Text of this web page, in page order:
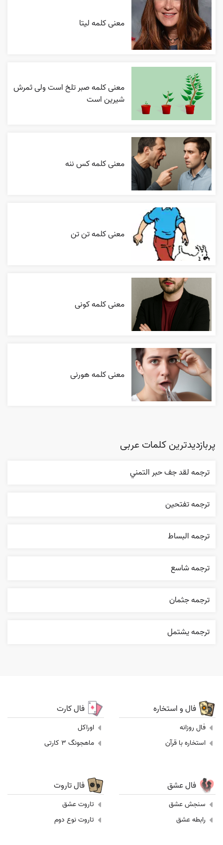
معنی کلمه لیتا
معنی کلمه صبر تلخ است ولی ثمرش
شیرین است
معنی کلمه کس ننه
معنی کلمه تن تن
معنی کلمه کونی
معنی کلمه هورنی
پربازدیدترین کلمات عربی
ترجمه لقد جف حبر التمني
ترجمه تفتحين
ترجمه البساط
ترجمه شاسع
ترجمه جثمان
ترجمه يشتمل
فال و استخاره
فال روزانه
استخاره با قرآن
فال کارت
اوراکل
ماهجونگ 3 کارتی
فال عشق
سنجش عشق
رابطه عشق
فال تاروت
تاروت عشق
تاروت نوع دوم